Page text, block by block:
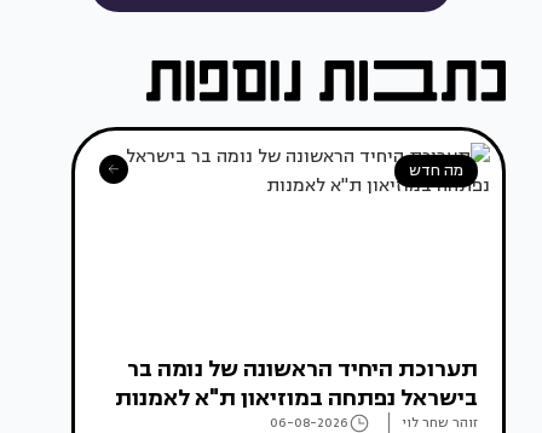
מה חדש
תערוכת היחיד הראשונה של נומה בר
בישראל נפתחה במוזיאון ת"א לאמנות
זוהר שחר לוי 06-08-2026